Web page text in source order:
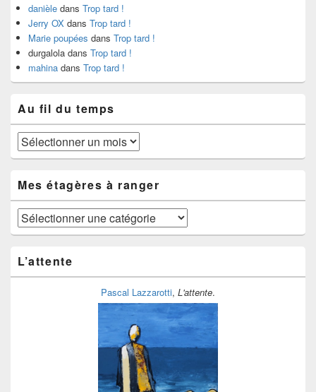
danièle dans Trop tard !
Jerry OX dans Trop tard !
Marie poupées dans Trop tard !
durgalola dans Trop tard !
mahina dans Trop tard !
Au fil du temps
Au
fil
temps
Mes étagères à ranger
Mes
étagères
ranger
L’attente
Pascal Lazzarotti, L'attente.